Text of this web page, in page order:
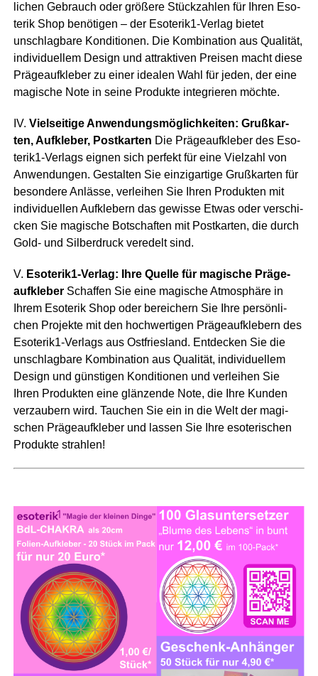
li­chen Gebrauch oder grö­ße­re Stück­zah­len für Ihren Eso­
te­rik Shop benö­ti­gen – der Eso­te­ri­k1-Ver­lag bie­tet
unschlag­ba­re Kon­di­tio­nen. Die Kom­bi­na­ti­on aus Qua­li­tät,
indi­vi­du­el­lem Design und attrak­ti­ven Prei­sen macht die­se
Prä­ge­auf­kle­ber zu einer idea­len Wahl für jeden, der eine
magi­sche Note in sei­ne Pro­duk­te inte­grie­ren möchte.
IV. Viel­sei­ti­ge Anwen­dungs­mög­lich­kei­ten: Gruß­kar­
ten, Auf­kle­ber, Post­kar­ten Die Prä­ge­auf­kle­ber des Eso­
te­ri­k1-Ver­lags eig­nen sich per­fekt für eine Viel­zahl von
Anwen­dun­gen. Gestal­ten Sie ein­zig­ar­ti­ge Gruß­kar­ten für
beson­de­re Anläs­se, ver­lei­hen Sie Ihren Pro­duk­ten mit
indi­vi­du­el­len Auf­kle­bern das gewis­se Etwas oder ver­schi­
cken Sie magi­sche Bot­schaf­ten mit Post­kar­ten, die durch
Gold- und Sil­ber­druck ver­edelt sind.
V. Eso­te­ri­k1-Ver­lag: Ihre Quel­le für magi­sche Prä­ge­
auf­kle­berSchaf­fen Sie eine magi­sche Atmo­sphä­re in
Ihrem Eso­te­rik Shop oder berei­chern Sie Ihre per­sön­li­
chen Pro­jek­te mit den hoch­wer­ti­gen Prä­ge­auf­kle­bern des
Eso­te­ri­k1-Ver­lags aus Ost­fries­land. Ent­de­cken Sie die
unschlag­ba­re Kom­bi­na­ti­on aus Qua­li­tät, indi­vi­du­el­lem
Design und güns­ti­gen Kon­di­tio­nen und ver­lei­hen Sie
Ihren Pro­duk­ten eine glän­zen­de Note, die Ihre Kun­den
ver­zau­bern wird. Tau­chen Sie ein in die Welt der magi­
schen Prä­ge­auf­kle­ber und las­sen Sie Ihre eso­te­ri­schen
Pro­duk­te strahlen!